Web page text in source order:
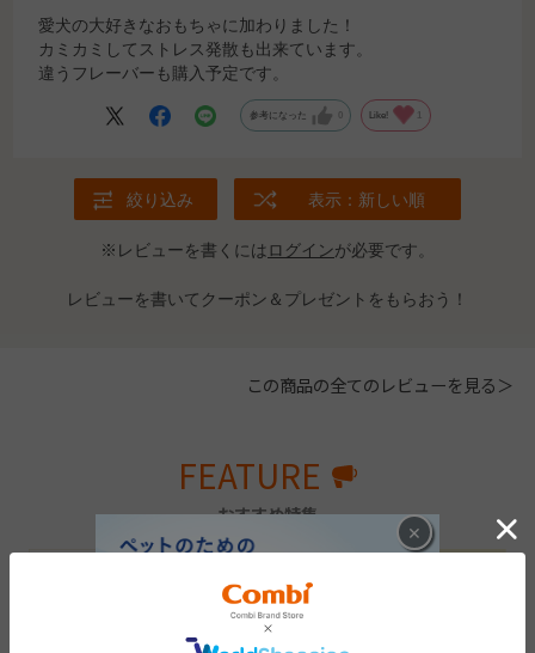
愛犬の大好きなおもちゃに加わりました！
カミカミしてストレス発散も出来ています。
違うフレーバーも購入予定です。
参考になった 0 Like!
絞り込み 表示：新しい順
※レビューを書くには ログインが必要です。
レビューを書いてクーポン＆プレゼントをもらおう！
この商品の全てのレビューを見る＞
FEATURE
おすすめ特集
×